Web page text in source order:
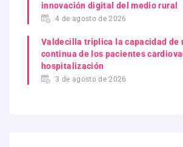
innovación digital del medio rural
4 de agosto de 2026
Valdecilla triplica la capacidad de
continua de los pacientes
hospitalización
3 de agosto de 2026